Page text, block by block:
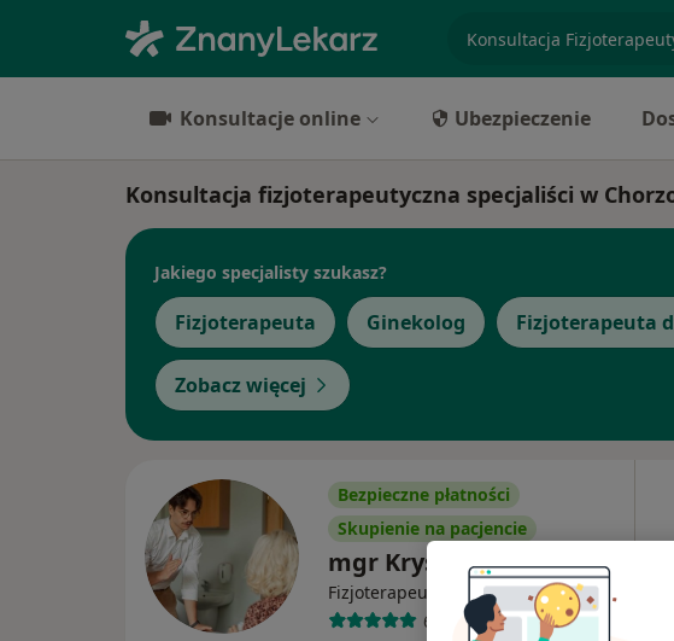
Konsultacje online Ubezpieczenie
Konsultacja fizjoterapeutyczna specjaliści w
Jakiego specjalisty szukasz?
Fizjoterapeuta Ginekolog Fizjoterapeuta
Zobacz więcej
Bezpieczne płatności
Skupienie na pacjencie
mgr Krystian Ritter
Fizjoterapeuta Więcej
64 opinie